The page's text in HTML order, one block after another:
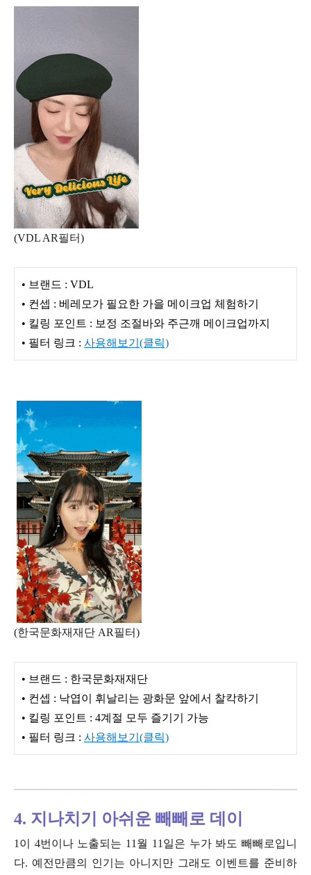
(VDL AR필터)
• 브랜드 : VDL
• 컨셉 : 베레모가 필요한 가을 메이크업 체험하기
• 킬링 포인트 : 보정 조절바와 주근깨 메이크업까지
• 필터 링크 : 사용해보기(클릭)
(한국문화재재단 AR필터)
• 브랜드 : 한국문화재재단
• 컨셉 : 낙엽이 휘날리는 광화문 앞에서 찰칵하기
• 킬링 포인트 : 4계절 모두 즐기기 가능
• 필터 링크 : 사용해보기(클릭)
4. 지나치기 아쉬운 빼빼로 데이
1이 4번이나 노출되는 11월 11일은 누가 봐도 빼빼로입니
다. 예전만큼의 인기는 아니지만 그래도 이벤트를 준비하